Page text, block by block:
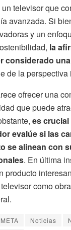
televisor que
avanzada. Si
y un
la
considerado
de la perspectiva
ofrecer una
que puede
es
evalúe si las
se alinean con
. En última
producto
como
META Noticias